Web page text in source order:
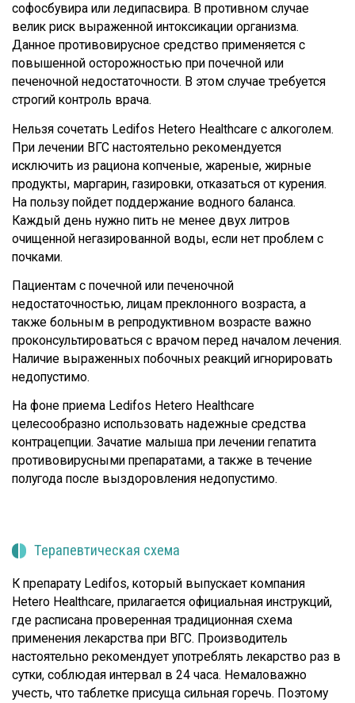
софосбувира или ледипасвира. В противном случае
велик риск выраженной интоксикации организма.
Данное противовирусное средство применяется с
повышенной осторожностью при почечной или
печеночной недостаточности. В этом случае требуется
строгий контроль врача.
Нельзя сочетать Ledifos Hetero Healthcare с алкоголем.
При лечении ВГС настоятельно рекомендуется
исключить из рациона копченые, жареные, жирные
продукты, маргарин, газировки, отказаться от курения.
На пользу пойдет поддержание водного баланса.
Каждый день нужно пить не менее двух литров
очищенной негазированной воды, если нет проблем с
почками.
Пациентам с почечной или печеночной
недостаточностью, лицам преклонного возраста, а
также больным в репродуктивном возрасте важно
проконсультироваться с врачом перед началом лечения.
Наличие выраженных побочных реакций игнорировать
недопустимо.
На фоне приема Ledifos Hetero Healthcare
целесообразно использовать надежные средства
контрацепции. Зачатие малыша при лечении гепатита
противовирусными препаратами, а также в течение
полугода после выздоровления недопустимо.
Терапевтическая схема
К препарату Ledifos, который выпускает компания
Hetero Healthcare, прилагается официальная инструкций,
где расписана проверенная традиционная схема
применения лекарства при ВГС. Производитель
настоятельно рекомендует употреблять лекарство раз в
сутки, соблюдая интервал в 24 часа. Немаловажно
учесть, что таблетке присуща сильная горечь. Поэтому